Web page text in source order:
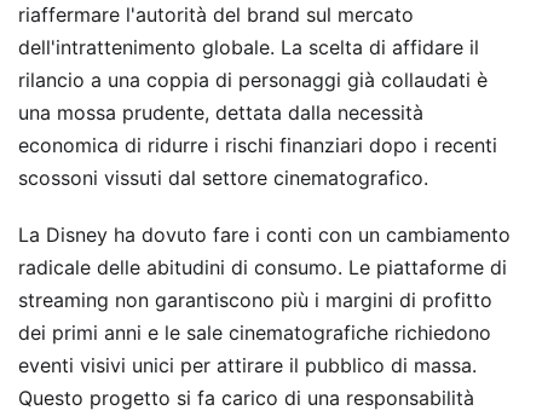
riaffermare l'autorità del brand sul mercato
dell'intrattenimento globale. La scelta di affidare il
rilancio a una coppia di personaggi già collaudati è
una mossa prudente, dettata dalla necessità
economica di ridurre i rischi finanziari dopo i recenti
scossoni vissuti dal settore cinematografico.
La Disney ha dovuto fare i conti con un cambiamento
radicale delle abitudini di consumo. Le piattaforme di
streaming non garantiscono più i margini di profitto
dei primi anni e le sale cinematografiche richiedono
eventi visivi unici per attirare il pubblico di massa.
Questo progetto si fa carico di una responsabilità